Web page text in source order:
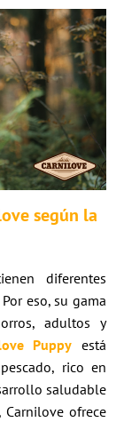
según la
diferentes
eso, su gama
adultos y
Puppy está
rico en
saludable
ofrece